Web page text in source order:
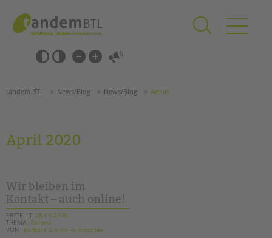
springen
Barrierefrei-
Einstellungen
überspringen
überspringen
Grundschulen
Förderzentren
Kollegs
EFöB
Schulbezogene Sozialarbeit
tandem BTL News/Blog News/Blog Archiv
April 2020
Wir bleiben im
Kontakt – auch online!
ERSTELLT 28.04.2020
THEMA Corona
VON
Barbara Brecht-Hadraschek